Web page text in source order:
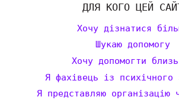
ДЛЯ КОГО ЦЕЙ
Хочу дізнатися
Шукаю допомогу
Хочу допомогти
Я фахівець із психічного
Я представляю організацію